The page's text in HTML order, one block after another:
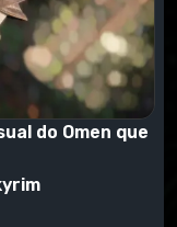
do Omen que